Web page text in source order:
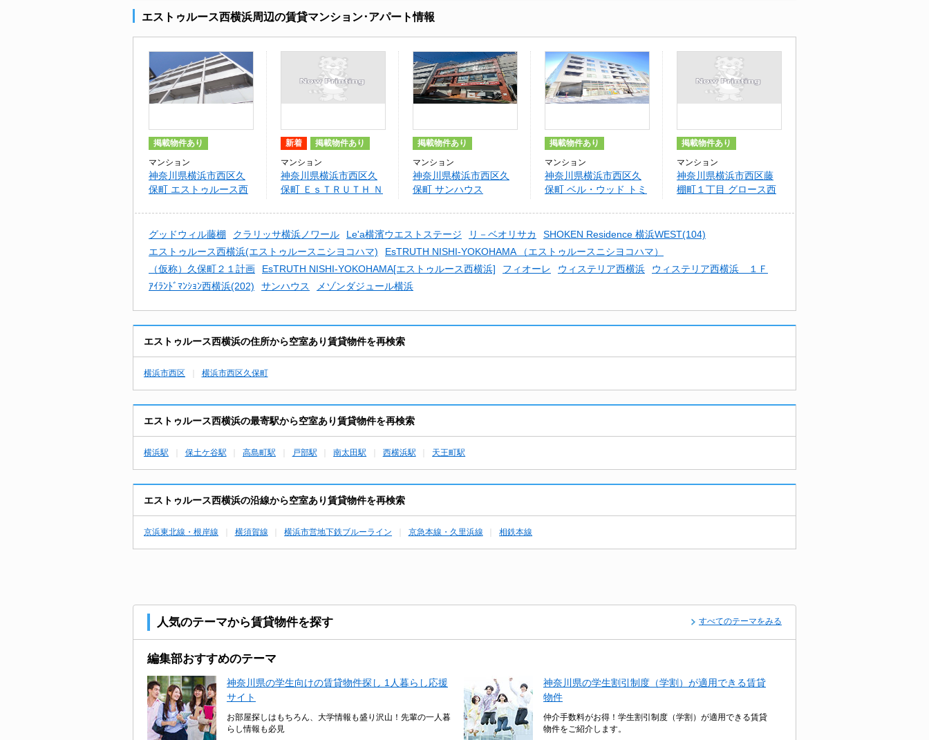
エストゥルース西横浜周辺の賃貸マンション･アパート情報
掲載物件あり
マンション
神奈川県横浜市西区久
保町 エストゥルース西
新着 掲載物件あり
マンション
神奈川県横浜市西区久
保町 ＥｓＴＲＵＴＨ Ｎ
ＡＭＡ
掲載物件あり
マンション
神奈川県横浜市西区久
保町 サンハウス
掲載物件あり
マンション
神奈川県横浜市西区久
保町 ベル・ウッド トミ
掲載物件あり
マンション
神奈川県横浜市西区藤
棚町１丁目 グロース西
グッドウィル藤棚 クラリッサ横浜ノワール Le'a横濱ウエストステージ リ－ベオリサカ
SHOKEN Residence 横浜WEST(104)
エストゥルース西横浜(エストゥルースニシヨコハマ)
EsTRUTH NISHI-YOKOHAMA （エストゥルースニシヨコハマ）
（仮称）久保町２１計画
EsTRUTH NISHI-YOKOHAMA[エストゥルース西横浜] フィオーレ ウィステリア西横浜
ウィステリア西横浜 １Ｆ
ｱｲﾗﾝﾄﾞﾏﾝｼｮﾝ西横浜(202)
サンハウス メゾンダジュール横浜
エストゥルース西横浜の住所から空室あり賃貸物件を再検索
横浜市西区 横浜市西区久保町
エストゥルース西横浜の最寄駅から空室あり賃貸物件を再検索
横浜駅 保土ケ谷駅 高島町駅 戸部駅 南太田駅 西横浜駅 天王町駅
エストゥルース西横浜の沿線から空室あり賃貸物件を再検索
京浜東北線・根岸線 横須賀線 横浜市営地下鉄ブルーライン 京急本線・久里浜線 相鉄本線
人気のテーマから賃貸物件を探す すべてのテーマをみる
編集部おすすめのテーマ
神奈川県の学生向けの賃貸物件探し 1人暮らし応援
サイト
お部屋探しはもちろん、大学情報も盛り沢山！先輩の一人暮
らし情報も必見
神奈川県の学生割引制度（学割）が適用できる賃貸
物件
仲介手数料がお得！学生割引制度（学割）が適用できる賃貸
物件をご紹介します。